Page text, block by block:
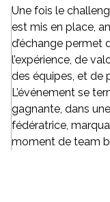
Une fois le
est mis en place,
d’échange permet
l’expérience, de
des équipes, et de
L’événement se
gagnante, dans
fédératrice,
moment de team